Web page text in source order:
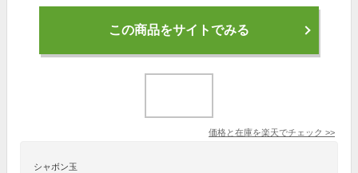
この商品をサイトでみる
価格と在庫を楽天でチェック >>
シャボン玉